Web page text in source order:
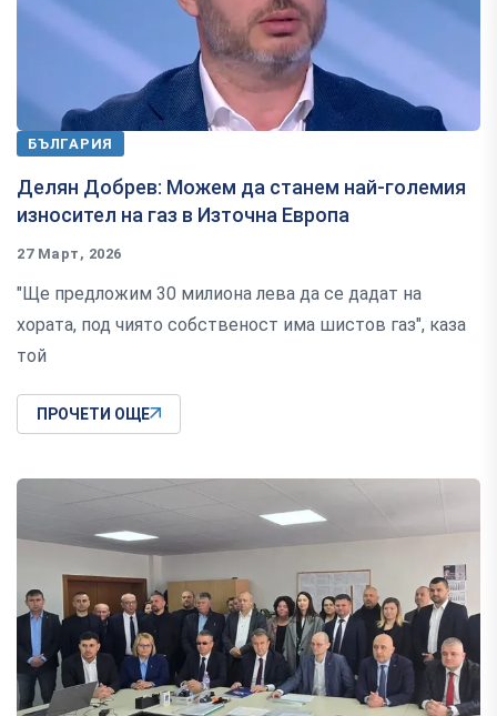
БЪЛГАРИЯ
Делян Добрев: Можем да станем най-големия
износител на газ в Източна Европа
27 Март, 2026
"Ще предложим 30 милиона лева да се дадат на
хората, под чиято собственост има шистов газ", каза
той
ПРОЧЕТИ ОЩЕ